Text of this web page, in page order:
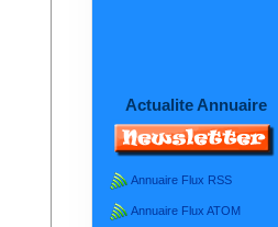
Actualite Annuaire
Annuaire Flux RSS
Annuaire Flux ATOM